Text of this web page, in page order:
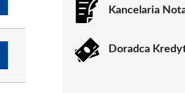
Kancelaria
Doradca